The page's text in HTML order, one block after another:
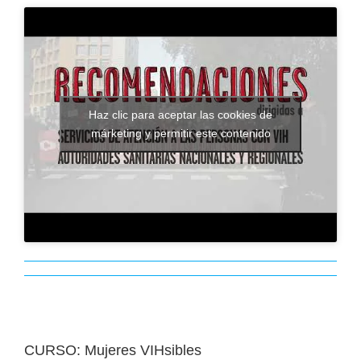
Haz clic para aceptar las cookies de
márketing y permitir este contenido
CURSO: Mujeres VIHsibles